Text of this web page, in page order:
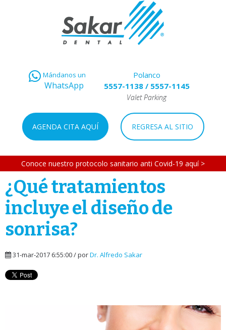
Mándanos un
WhatsApp
Polanco
5557-1138/ 5557-1145
Valet Parking
AGENDA CITA AQUÍ REGRESA AL SITIO
Conoce nuestro protocolo sanitario anti Covid-19 aquí >
¿Qué tratamientos
incluye el diseño de
sonrisa?
31-mar-2017 6:55:00 / porDr. Alfredo Sakar